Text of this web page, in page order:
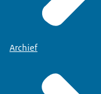
Archief